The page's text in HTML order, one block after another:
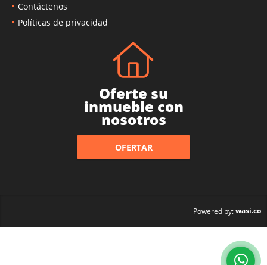
Contáctenos
Políticas de privacidad
Oferte su
inmueble con
nosotros
OFERTAR
Powered by:wasi.co